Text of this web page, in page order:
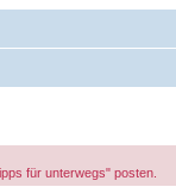
für unterwegs" posten.